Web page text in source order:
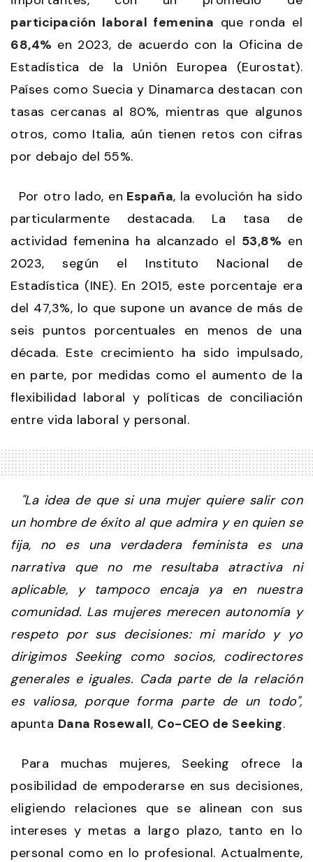
participación laboral femenina que ronda el
68,4% en 2023, de acuerdo con la Oficina de
Estadística de la Unión Europea (Eurostat).
Países como Suecia y Dinamarca destacan con
tasas cercanas al 80%, mientras que algunos
otros, como Italia, aún tienen retos con cifras
por debajo del 55%.
Por otro lado, en España, la evolución ha sido
particularmente destacada. La tasa de
actividad femenina ha alcanzado el 53,8% en
2023, según el Instituto Nacional de
Estadística (INE). En 2015, este porcentaje era
del 47,3%, lo que supone un avance de más de
seis puntos porcentuales en menos de una
década. Este crecimiento ha sido impulsado,
en parte, por medidas como el aumento de la
flexibilidad laboral y políticas de conciliación
entre vida laboral y personal.
"La idea de que si una mujer quiere salir con
un hombre de éxito al que admira y en quien se
fija, no es una verdadera feminista es una
narrativa que no me resultaba atractiva ni
aplicable, y tampoco encaja ya en nuestra
comunidad. Las mujeres merecen autonomía y
respeto por sus decisiones: mi marido y yo
dirigimos Seeking como socios, codirectores
generales e iguales. Cada parte de la relación
es valiosa, porque forma parte de un todo",
apunta Dana Rosewall, Co-CEO de Seeking.
Para muchas mujeres, Seeking ofrece la
posibilidad de empoderarse en sus decisiones,
eligiendo relaciones que se alinean con sus
intereses y metas a largo plazo, tanto en lo
personal como en lo profesional. Actualmente,